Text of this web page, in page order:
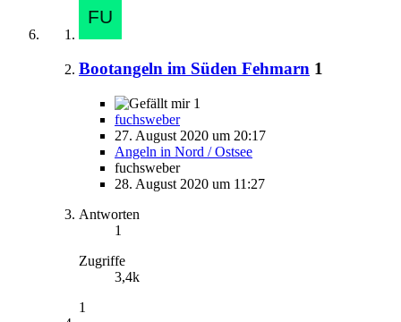
Bootangeln im Süden Fehmarn 1
1
fuchsweber
27. August 2020 um 20:17
Angeln in Nord / Ostsee
fuchsweber
28. August 2020 um 11:27
Antworten
1
Zugriffe
3,4k
1